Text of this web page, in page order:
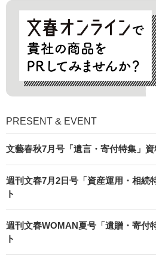
PRESENT & EVENT
文藝春秋7月号「遺言・寄付特集」
週刊文春7月2日号「資産運用・相続
ト
週刊文春WOMAN夏号「遺贈・寄付
ト